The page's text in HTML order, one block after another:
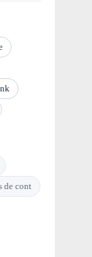
de cont